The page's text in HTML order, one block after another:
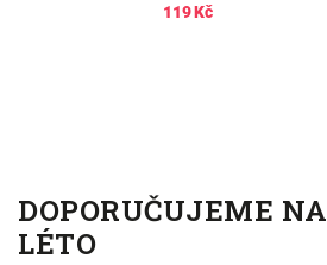
119 Kč
DOPORUČUJEME NA
LÉTO